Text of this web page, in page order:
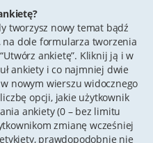
tworzysz nowy temat bądź
dole formularza tworzenia
ankietę”. Kliknij ją i w
ankiety i co najmniej dwie
nowym wierszu widocznego
opcji, jakie użytkownik
ankiety (0 – bez limitu
zmianę wcześniej
prawdopodobnie nie